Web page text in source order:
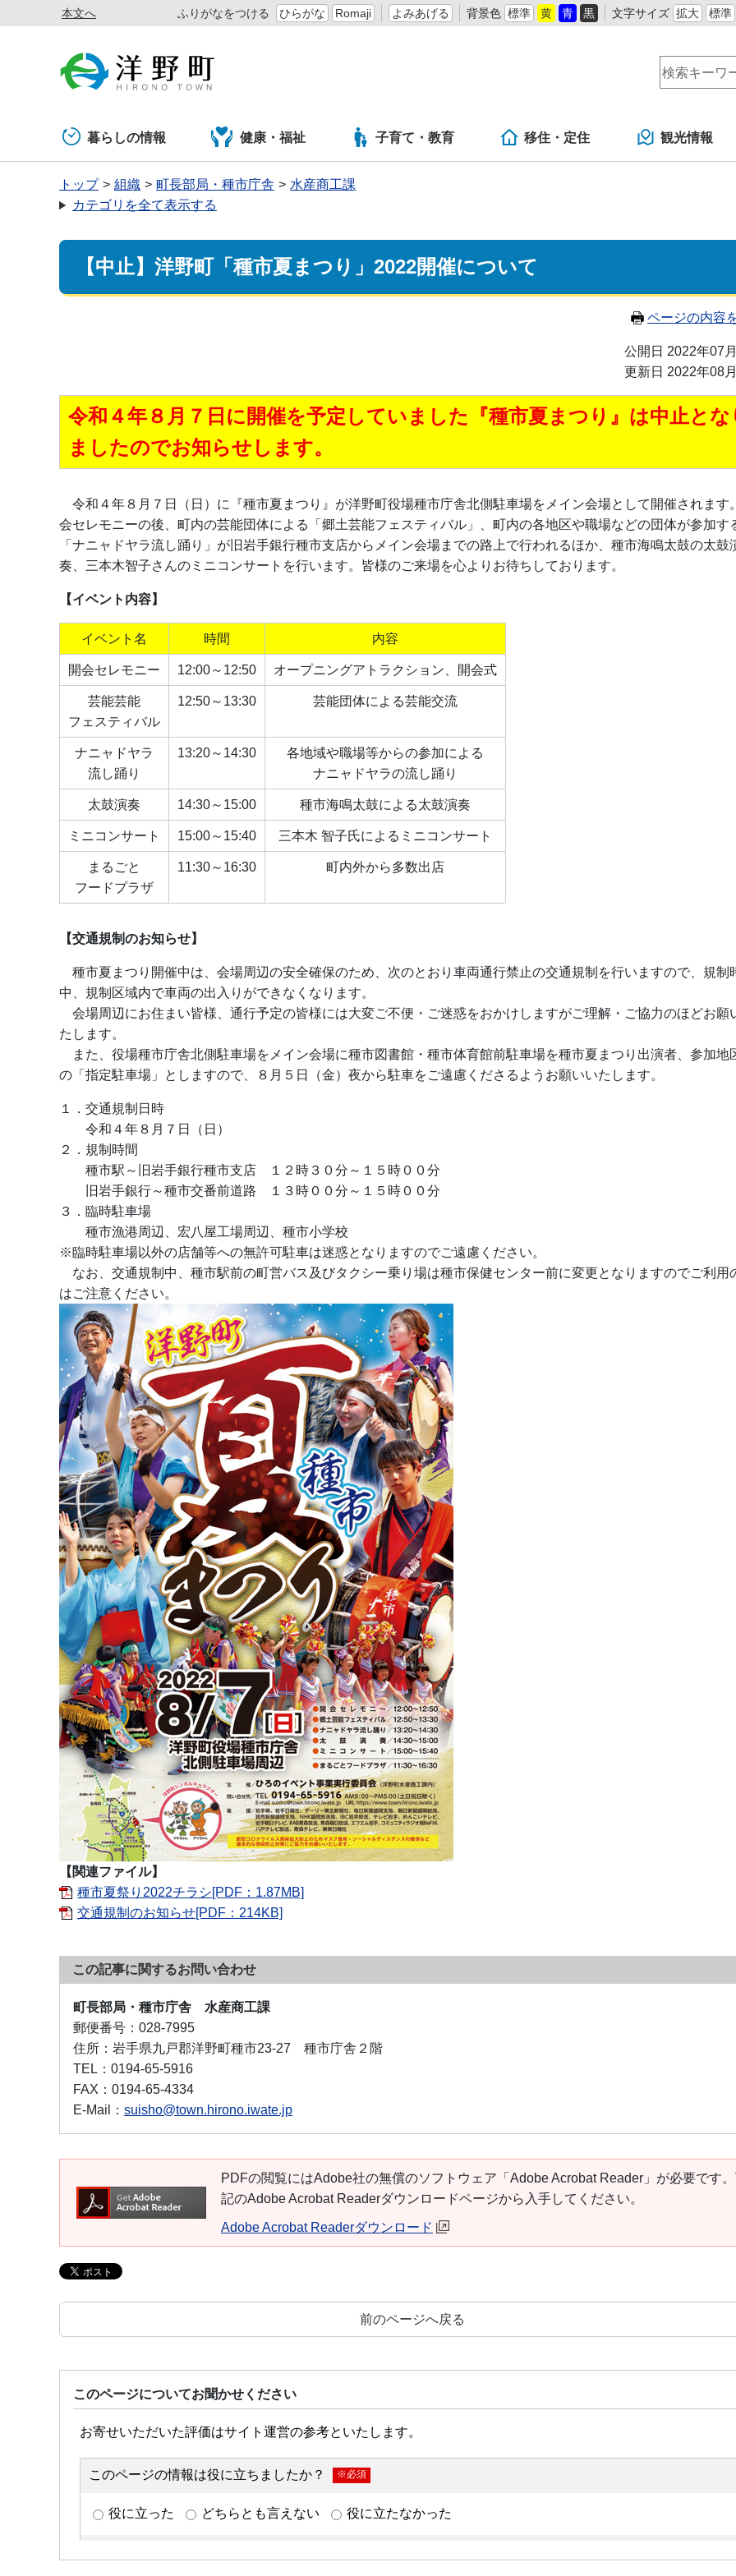
本文へ ふりがなをつける ひらがな Romaji よみあげる 背景色 標準 黄 青 黒 文字サイズ 拡大 標準
暮らしの情報 健康・福祉 子育て・教育 移住・定住 観光情報
トップ 組織 町長部局・種市庁舎
水産商工課
カテゴリを全て表示する
【中止】洋野町「種市夏まつり」2022開催について
ページの内容
公開日 2022年07
更新日 2022年08
令和４年８月７日に開催を予定していました『種市夏まつり』は中止とな
ましたのでお知らせします。
令和４年８月７日（日）に『種市夏まつり』が洋野町役場種市庁舎北側駐車場をメイン会場として開催されます
会セレモニーの後、町内の芸能団体による「郷土芸能フェスティバル」、町内の各地区や職場などの団体が参加す
「ナニャドヤラ流し踊り」が旧岩手銀行種市支店からメイン会場までの路上で行われるほか、種市海鳴太鼓の太鼓
奏、三本木智子さんのミニコンサートを行います。皆様のご来場を心よりお待ちしております。
【イベント内容】
イベント名 時間 内容
開会セレモニー 12:00～12:50 オープニングアトラクション、開会式
芸能芸能
フェスティバル
12:50～13:30 芸能団体による芸能交流
ナニャドヤラ
流し踊り
13:20～14:30
各地域や職場等からの参加による
ナニャドヤラの流し踊り
太鼓演奏 14:30～15:00 種市海鳴太鼓による太鼓演奏
ミニコンサート 15:00～15:40 三本木 智子氏によるミニコンサート
まるごと
フードプラザ
11:30～16:30 町内外から多数出店
【交通規制のお知らせ】
種市夏まつり開催中は、会場周辺の安全確保のため、次のとおり車両通行禁止の交通規制を行いますので、規制
中、規制区域内で車両の出入りができなくなります。
会場周辺にお住まい皆様、通行予定の皆様には大変ご不便・ご迷惑をおかけしますがご理解・ご協力のほどお願
たします。
また、役場種市庁舎北側駐車場をメイン会場に種市図書館・種市体育館前駐車場を種市夏まつり出演者、参加地
の「指定駐車場」としますので、８月５日（金）夜から駐車をご遠慮くださるようお願いいたします。
１．交通規制日時
令和４年８月７日（日）
２．規制時間
種市駅～旧岩手銀行種市支店
１２時３０分～１５時００分
旧岩手銀行～種市交番前道路 １３時００分～１５時００分
３．臨時駐車場
種市漁港周辺、宏八屋工場周辺、種市小学校
※臨時駐車場以外の店舗等への無許可駐車は迷惑となりますのでご遠慮ください。
なお、交通規制中、種市駅前の町営バス及びタクシー乗り場は種市保健センター前に変更となりますのでご利用
はご注意ください。
【関連ファイル】
種市夏祭り2022チラシ[PDF：1.87MB]
交通規制のお知らせ[PDF：214KB]
この記事に関するお問い合わせ
町長部局・種市庁舎 水産商工課
郵便番号： 028-7995
住所： 岩手県九戸郡洋野町種市23-27 種市庁舎２階
TEL： 0194-65-5916
FAX： 0194-65-4334
E-Mail： suisho@town.hirono.iwate.jp
PDFの閲覧にはAdobe社の無償のソフトウェア「Adobe Acrobat Reader」が必要です
記のAdobe Acrobat Readerダウンロードページから入手してください。
Adobe Acrobat Readerダウンロード
前のページへ戻る
このページについてお聞かせください